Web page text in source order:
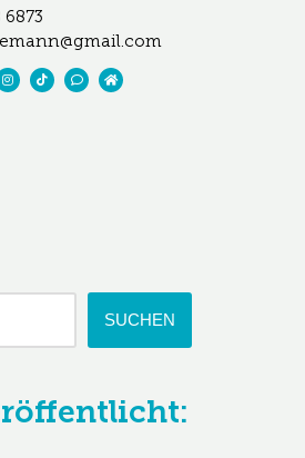
6873
SUCHEN